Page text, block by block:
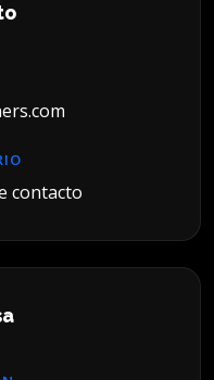
contacto